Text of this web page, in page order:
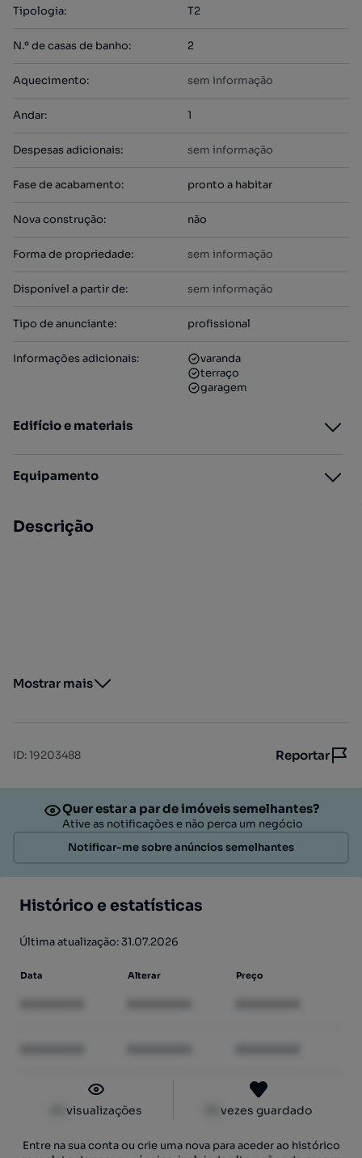
Tipologia: T2
N.º de casas de banho: 2
Aquecimento: sem informação
Andar: 1
Despesas adicionais: sem informação
Fase de acabamento: pronto a habitar
Nova construção: não
Forma de propriedade: sem informação
Disponível a partir de: sem informação
Tipo de anunciante: profissional
Informações adicionais:
varanda
terraço
garagem
Edifício e materiais
Equipamento
Descrição
Mostrar mais
ID:19203488 Reportar
Quer estar a par de imóveis semelhantes?
Ative as notificações e não perca um negócio
Notificar-me sobre anúncios semelhantes
Histórico e estatísticas
Última atualização: 31.07.2026
Data Alterar Preço
visualizações vezes guardado
Entre na sua conta ou crie uma nova para aceder ao histórico